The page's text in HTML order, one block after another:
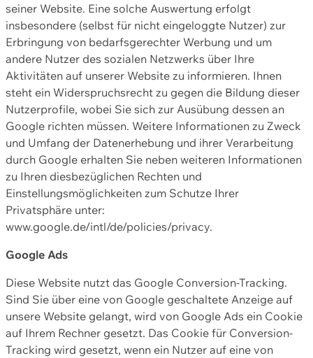
seiner Website. Eine solche Auswertung erfolgt
insbesondere (selbst für nicht eingeloggte Nutzer) zur
Erbringung von bedarfsgerechter Werbung und um
andere Nutzer des sozialen Netzwerks über Ihre
Aktivitäten auf unserer Website zu informieren. Ihnen
steht ein Widerspruchsrecht zu gegen die Bildung dieser
Nutzerprofile, wobei Sie sich zur Ausübung dessen an
Google richten müssen. Weitere Informationen zu Zweck
und Umfang der Datenerhebung und ihrer Verarbeitung
durch Google erhalten Sie neben weiteren Informationen
zu Ihren diesbezüglichen Rechten und
Einstellungsmöglichkeiten zum Schutze Ihrer
Privatsphäre unter:
www.google.de/intl/de/policies/privacy.
Google Ads
Diese Website nutzt das Google Conversion-Tracking.
Sind Sie über eine von Google geschaltete Anzeige auf
unsere Website gelangt, wird von Google Ads ein Cookie
auf Ihrem Rechner gesetzt. Das Cookie für Conversion-
Tracking wird gesetzt, wenn ein Nutzer auf eine von